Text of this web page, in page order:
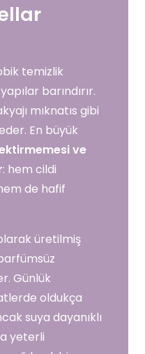
temizlik
barındırır.
mıknatıs gibi
En büyük
ve
: hem cildi
de hafif
üretilmiş
Günlük
oldukça
suya dayanıklı
yeterli